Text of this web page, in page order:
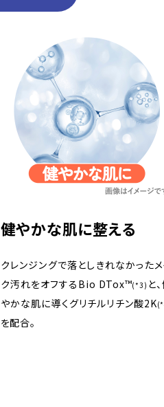
健やかな肌に整える
クレンジングで落としきれなかったメ
ク汚れをオフするBio DTox™(*3) と
やかな肌に導くグリチルリチン酸2K
を配合。